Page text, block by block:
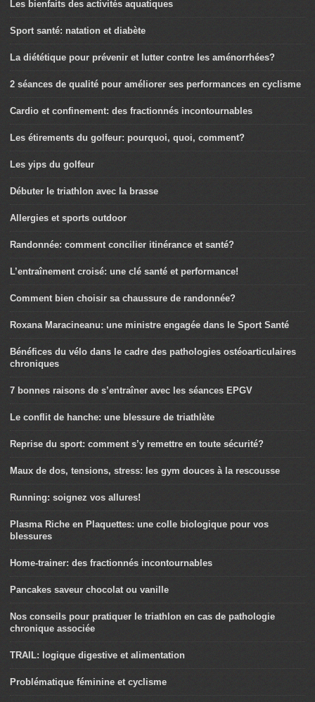
Les bienfaits des activités aquatiques
Sport santé: natation et diabète
La diététique pour prévenir et lutter contre les aménorrhées?
2 séances de qualité pour améliorer ses performances en cyclisme
Cardio et confinement: des fractionnés incontournables
Les étirements du golfeur: pourquoi, quoi, comment?
Les yips du golfeur
Débuter le triathlon avec la brasse
Allergies et sports outdoor
Randonnée: comment concilier itinérance et santé?
L’entraînement croisé: une clé santé et performance!
Comment bien choisir sa chaussure de randonnée?
Roxana Maracineanu: une ministre engagée dans le Sport Santé
Bénéfices du vélo dans le cadre des pathologies ostéoarticulaires
chroniques
7 bonnes raisons de s’entraîner avec les séances EPGV
Le conflit de hanche: une blessure de triathlète
Reprise du sport: comment s’y remettre en toute sécurité?
Maux de dos, tensions, stress: les gym douces à la rescousse
Running: soignez vos allures!
Plasma Riche en Plaquettes: une colle biologique pour vos
blessures
Home-trainer: des fractionnés incontournables
Pancakes saveur chocolat ou vanille
Nos conseils pour pratiquer le triathlon en cas de pathologie
chronique associée
TRAIL: logique digestive et alimentation
Problématique féminine et cyclisme